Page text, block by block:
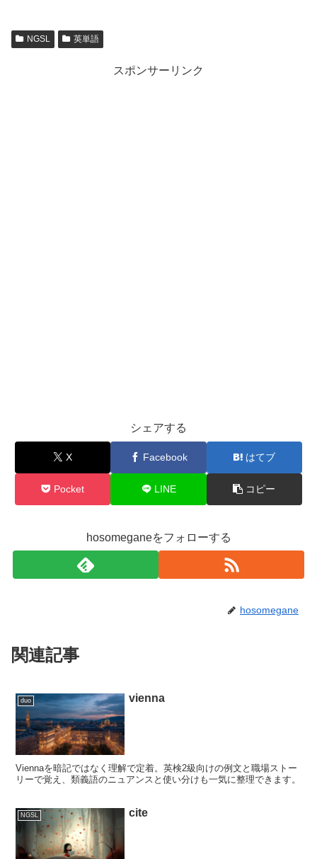
NGSL 英単語
スポンサーリンク
シェアする
X Facebook はてブ
Pocket LINE コピー
hosomeganeをフォローする
hosomegane
関連記事
duo vienna
Viennaを暗記ではなく理解で定着。英検2級向けの例文と職場ストー
リーで覚え、類義語のニュアンスと使い分けも一気に整理できます。
NGSL cite